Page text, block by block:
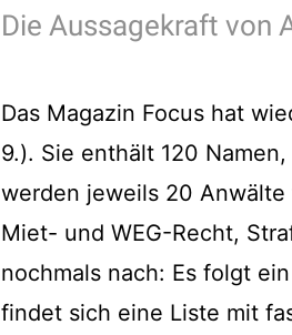
Die Aussagekraft von
Das Magazin Focus hat
9.). Sie enthält 120
werden jeweils 20
Miet- und WEG-Recht,
nochmals nach: Es folgt
findet sich eine Liste mit